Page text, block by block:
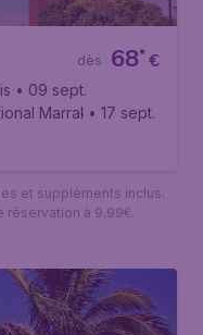
€
68*
dès
• 09 sept.
Marrakech-Ménara
• 17 sept.
et suppléments inclus.
réservation à 9,99€.